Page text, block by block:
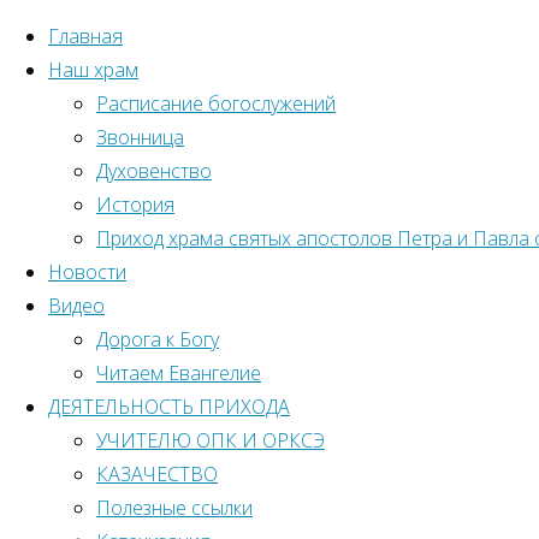
Главная
Наш храм
Расписание богослужений
Звонница
Духовенство
История
Приход храма святых апостолов Петра и Павла
Новости
Видео
Дорога к Богу
Читаем Евангелие
ДЕЯТЕЛЬНОСТЬ ПРИХОДА
УЧИТЕЛЮ ОПК И ОРКСЭ
КАЗАЧЕСТВО
Полезные ссылки
Православный календарь